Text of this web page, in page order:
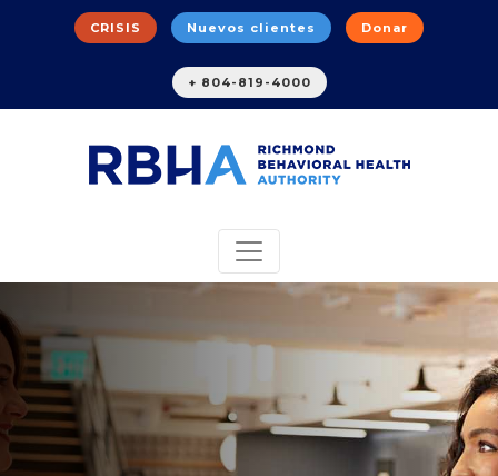
CRISIS Nuevos clientes Donar
+ 804-819-4000